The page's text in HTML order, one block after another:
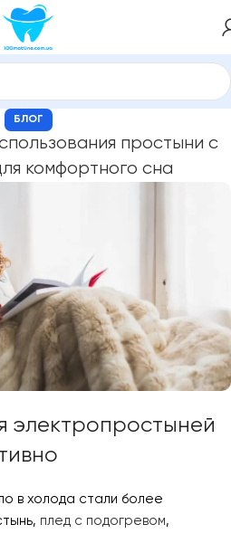
БЛОГ
простыни с
комфортного сна
электропростыней
в холода стали более
плед с подогревом,